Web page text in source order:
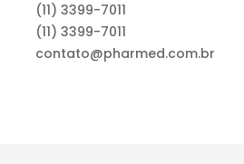
(11) 3399-7011
(11) 3399-7011
contato@pharmed.com.br